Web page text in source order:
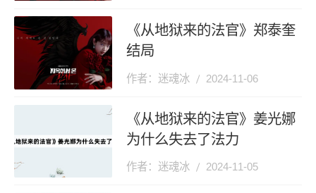
《从地狱来的法官》郑泰奎
结局
作者：迷魂冰 2024-11-06
《从地狱来的法官》姜光娜
为什么失去了法力
作者：迷魂冰 2024-11-05